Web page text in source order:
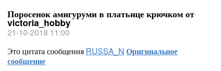
Поросенок амигуруми в платьице крючком от
victoria_hobby
21-10-2018 11:00
Это цитата сообщения RUSSA_N Оригинальное
сообщение